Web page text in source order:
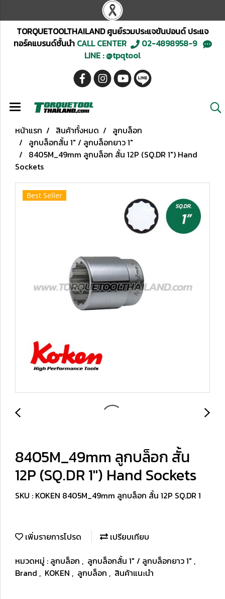
TORQUETOOLTHAILAND ศูนย์รวมประแจขันปอนด์ ประแจ
ทอร์คแบรนด์ชั้นนำCALL CENTER
02-4898958-9
LINE : @tpqtool
หน้าแรก สินค้าทั้งหมด
ลูกบล็อก
ลูกบล็อกสั้น 1" / ลูกบล็อกยาว 1"
8405M_49mm ลูกบล็อก สั้น 12P (SQ.DR 1") Hand
Sockets
Best Seller
8405M_49mm ลูกบล็อก สั้น
12P (SQ.DR 1") Hand Sockets
SKU : KOKEN 8405M_49mm ลูกบล็อก สั้น 12P SQ.DR 1
เพิ่มรายการโปรด
เปรียบเทียบ
หมวดหมู่ : ลูกบล็อก , ลูกบล็อกสั้น 1" / ลูกบล็อกยาว 1" ,
Brand , KOKEN , ลูกบล็อก , สินค้าแนะนำ